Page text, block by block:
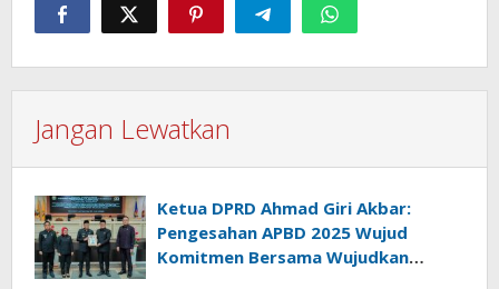
Jangan Lewatkan
Ketua DPRD Ahmad Giri Akbar:
Pengesahan APBD 2025 Wujud
Komitmen Bersama Wujudkan